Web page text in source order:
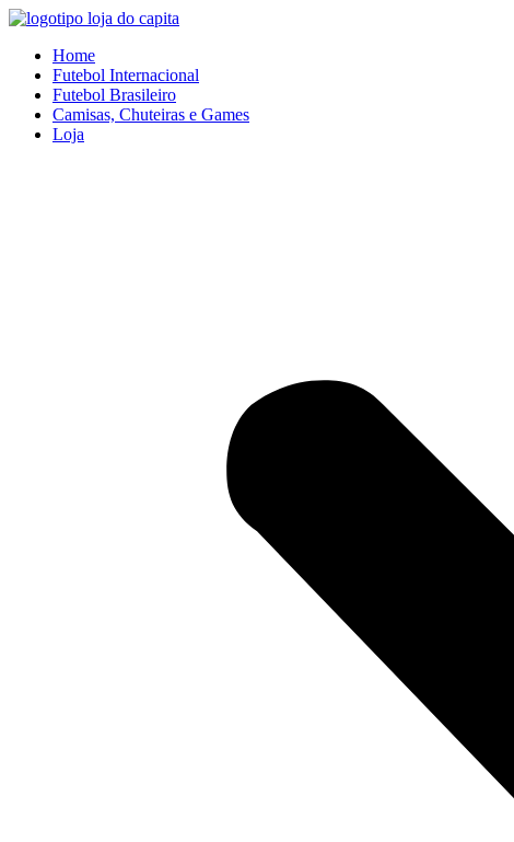
Ir
conteúdo
Home
Futebol Internacional
Futebol Brasileiro
Camisas, Chuteiras e Games
Loja